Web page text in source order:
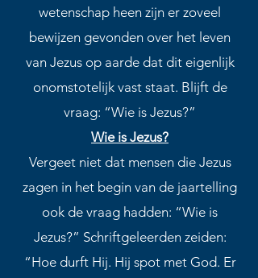
wetenschap heen zijn er zoveel
bewijzen gevonden over het leven
van Jezus op aarde dat dit eigenlijk
onomstotelijk vast staat. Blijft de
vraag: “Wie is Jezus?”
Wie is Jezus?
Vergeet niet dat mensen die Jezus
zagen in het begin van de jaartelling
ook de vraag hadden: “Wie is
Jezus?” Schriftgeleerden zeiden:
“Hoe durft Hij. Hij spot met God. Er